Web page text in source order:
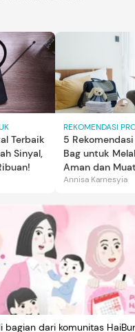
Terbaik
Sinyal,
REKOMENDASI
5
Bag untuk
Aman dan
Annisa Karnesyia
bagian dari komunitas